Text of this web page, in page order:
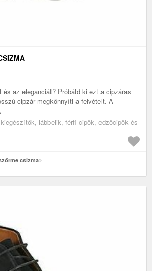
és az eleganciát? Próbáld ki ezt a cipzáras
cipzár megkönnyíti a felvételt. A
lábbelik, férfi cipők, edzőcipők és
csizma